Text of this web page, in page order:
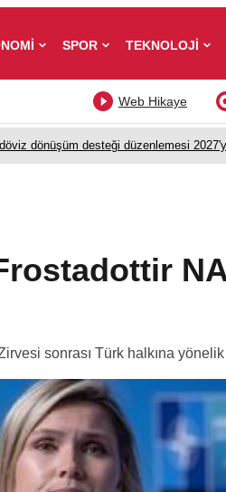
SPOR TEKNOLOJİ
Web Hikaye
dönüşüm desteği düzenlemesi
sonrası Türk halkına